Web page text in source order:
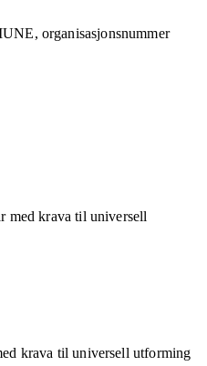
organisasjonsnummer
med krava til universell
krava til universell utforming